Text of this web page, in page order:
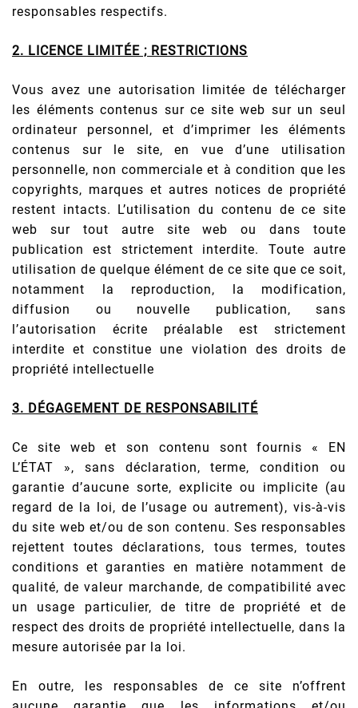
responsables respectifs.
2. LICENCE LIMITÉE ; RESTRICTIONS
Vous avez une autorisation limitée de télécharger
les éléments contenus sur ce site web sur un seul
ordinateur personnel, et d’imprimer les éléments
contenus sur le site, en vue d’une utilisation
personnelle, non commerciale et à condition que les
copyrights, marques et autres notices de propriété
restent intacts. L’utilisation du contenu de ce site
web sur tout autre site web ou dans toute
publication est strictement interdite. Toute autre
utilisation de quelque élément de ce site que ce soit,
notamment la reproduction, la modification,
diffusion ou nouvelle publication, sans
l’autorisation écrite préalable est strictement
interdite et constitue une violation des droits de
propriété intellectuelle
3. DÉGAGEMENT DE RESPONSABILITÉ
Ce site web et son contenu sont fournis « EN
L’ÉTAT », sans déclaration, terme, condition ou
garantie d’aucune sorte, explicite ou implicite (au
regard de la loi, de l’usage ou autrement), vis-à-vis
du site web et/ou de son contenu. Ses responsables
rejettent toutes déclarations, tous termes, toutes
conditions et garanties en matière notamment de
qualité, de valeur marchande, de compatibilité avec
un usage particulier, de titre de propriété et de
respect des droits de propriété intellectuelle, dans la
mesure autorisée par la loi.
En outre, les responsables de ce site n’offrent